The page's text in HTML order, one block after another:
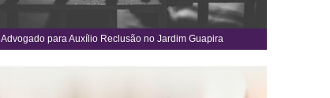
Advogado para Auxílio Reclusão no Jardim Guapira